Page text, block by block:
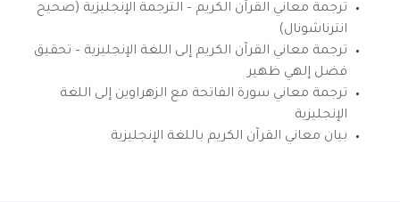
ترجمة معاني القرآن الكريم – الترجمة الإنجليزية (صحيح
انترناشونال)
ترجمة معاني القرآن الكريم إلى اللغة الإنجليزية – تحقيق
فضل إلهي ظهير
ترجمة معاني سورة الفاتحة مع الزهراوين إلى اللغة
الإنجليزية
بيان معاني القرآن الكريم باللغة الإنجليزية